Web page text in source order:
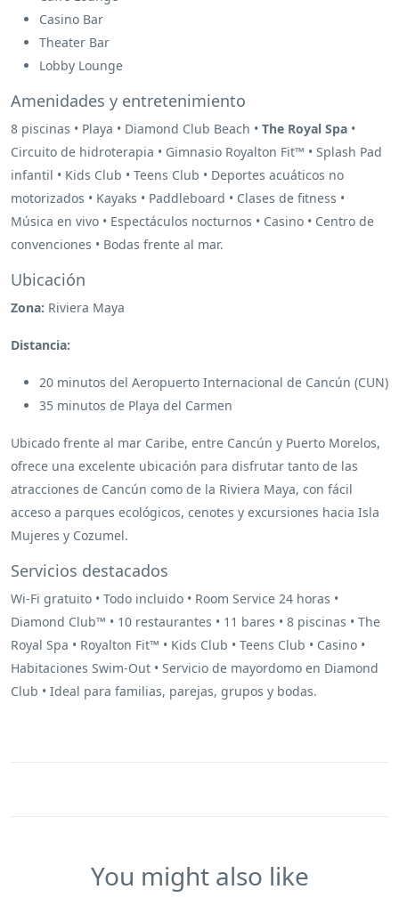
Casino Bar
Theater Bar
Lobby Lounge
Amenidades y entretenimiento
8 piscinas • Playa • Diamond Club Beach • The Royal Spa •
Circuito de hidroterapia • Gimnasio Royalton Fit™ • Splash Pad
infantil • Kids Club • Teens Club • Deportes acuáticos no
motorizados • Kayaks • Paddleboard • Clases de fitness •
Música en vivo • Espectáculos nocturnos • Casino • Centro de
convenciones • Bodas frente al mar.
Ubicación
Zona: Riviera Maya
Distancia:
20 minutos del Aeropuerto Internacional de Cancún (CUN)
35 minutos de Playa del Carmen
Ubicado frente al mar Caribe, entre Cancún y Puerto Morelos,
ofrece una excelente ubicación para disfrutar tanto de las
atracciones de Cancún como de la Riviera Maya, con fácil
acceso a parques ecológicos, cenotes y excursiones hacia Isla
Mujeres y Cozumel.
Servicios destacados
Wi-Fi gratuito • Todo incluido • Room Service 24 horas •
Diamond Club™ • 10 restaurantes • 11 bares • 8 piscinas • The
Royal Spa • Royalton Fit™ • Kids Club • Teens Club • Casino •
Habitaciones Swim-Out • Servicio de mayordomo en Diamond
Club • Ideal para familias, parejas, grupos y bodas.
You might also like